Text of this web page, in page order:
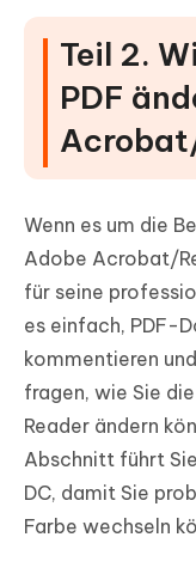
Teil 2.
PDF
Wenn es um die
Adobe Acrobat/
für seine
es einfach, PDF-
kommentieren
fragen, wie Sie
Reader ändern
Abschnitt führt
DC, damit Sie
Farbe wechseln